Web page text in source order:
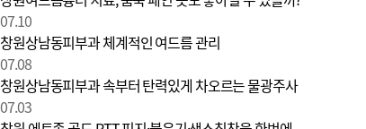
07.10
창원상남동피부과 체계적인 여드름 관리
07.08
창원상남동피부과 속부터 탄력있게 차오르는 물광주사
07.03